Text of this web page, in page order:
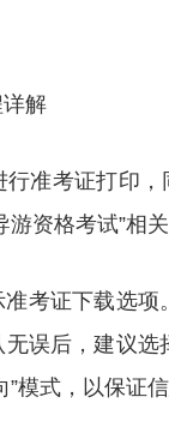
解
准考证打印
资格考试”相
考证下载选
误后，建议
模式，以保证信